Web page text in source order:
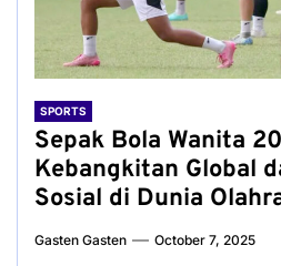
SPORTS
Sepak Bola Wanita
Kebangkitan Global
Sosial di Dunia
Gasten Gasten October 7, 2025